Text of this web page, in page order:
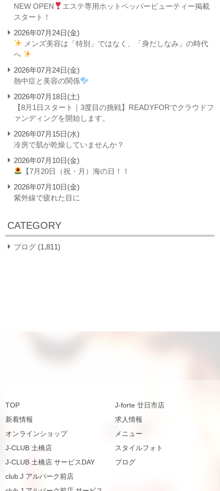
NEW OPEN
エステ専用ホットペッパービューティー掲載
スタート！
2026年07月24日(金)
メンズ美容は「特別」ではなく、「身だしなみ」の時代
へ
2026年07月24日(金)
熱中症と美容の関係
2026年07月18日(土)
【8月1日スタート｜3度目の挑戦】READYFORでクラウドフ
ァンディングを開始します。
2026年07月15日(水)
冷房で肌が乾燥していませんか？
2026年07月10日(金)
【7月20日（祝・月）海の日！！
2026年07月10日(金)
紫外線で疲れた目に
CATEGORY
ブログ (1,811)
TOP
新着情報
オンラインショップ
J-CLUB 土橋店
J-CLUB 土橋店 サービスDAY
club.J アルパーク前店
J-forte 廿日市店
求人情報
メニュー
スタイルフォト
ブログ